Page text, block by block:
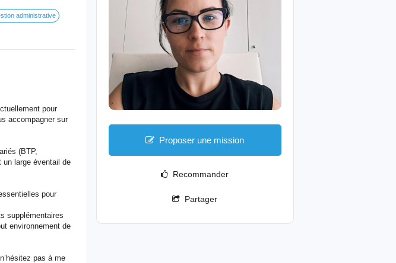
administrative
pour
accompagner sur
(BTP,
large éventail de
pour
supplémentaires
environnement de
pas à me
Proposer une mission
Recommander
Partager